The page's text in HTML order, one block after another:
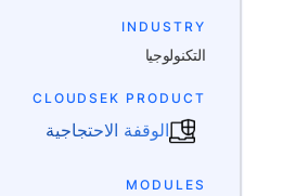
INDUSTRY
التكنولوجيا
CLOUDSEK PRODUCT
الوقفة الاحتجاجية
MODULES